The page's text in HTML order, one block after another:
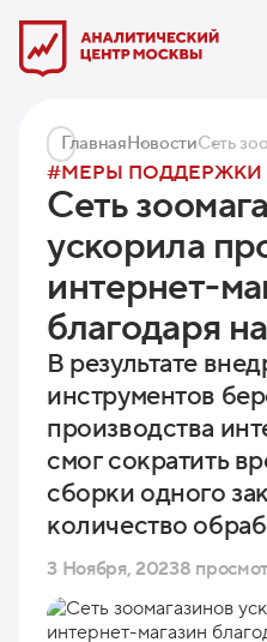
ГлавнаяНовости
#МЕРЫ ПОДДЕРЖКИ
Сеть
ускорила
интернет-
благодаря
В результате
инструментов
производства
смог сократить
сборки одного
количество
3 Ноября, 20238